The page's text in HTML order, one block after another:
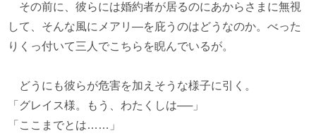
その前に、彼らには婚約者が居るのにあからさまに無視
して、そんな風にメアリ―を庇うのはどうなのか。べった
りくっ付いて三人でこちらを睨んでいるが。
どうにも彼らが危害を加えそうな様子に引く。
「グレイス様。もう、わたくしは──」
「ここまでとは……」